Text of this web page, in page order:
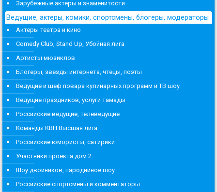
Зарубежные актеры и знаменитости
Ведущие, актеры, комики, спортсмены, блогеры, модераторы
Актеры театра и кино
Comedy Club, Stand Up, Убойная лига
Артисты мюзиклов
Блогеры, звезды интернета, чтецы, поэты
Ведущие и шеф повара кулинарных программ и ТВ шоу
Ведущие праздников, услуги тамады
Российские ведущие, телеведущие
Команды КВН Высшая лига
Российские юмористы, сатирики
Участники проекта дом 2
Шоу двойников, пародийное шоу
Российские спортсмены и комментаторы